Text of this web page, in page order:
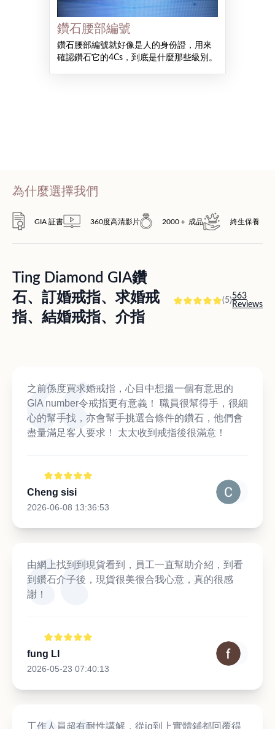
鑽石腰部編號
鑽石腰部編號就好像是人的身份證，用來
確認鑽石它的4Cs，到底是什麼那些級別。
為什麼選擇我們
GIA 証書 360度高清影片 2000＋ 成品 終生保養
Ting Diamond GIA鑽
石、訂婚戒指、求婚戒
指、結婚戒指、介指
(5)563
Reviews
之前係度買求婚戒指，心目中想搵一個有意思的
GIA number令戒指更有意義！ 職員很幫得手，很細
心的幫手找，亦會幫手挑選合條件的鑽石，他們會
盡量滿足客人要求！ 太太收到戒指後很滿意！
Cheng sisi
2026-06-08 13:36:53
由網上找到到現貨看到，員工一直幫助介紹，到看
到鑽石介子後，現貨很美很合我心意，真的很感
謝！
fung LI
2026-05-23 07:40:13
工作人員超有耐性講解，從ig到上實體鋪都回覆得